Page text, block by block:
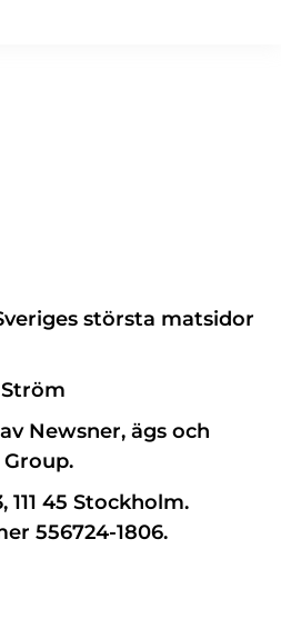
största matsidor
Newsner, ägs och
45 Stockholm.
556724-1806.